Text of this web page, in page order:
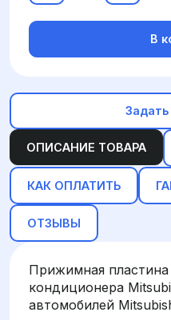
ОПИСАНИЕ ТОВАРА
КАК ОПЛАТИТЬ
ОТЗЫВЫ
Прижимная
кондиционера
автомобилей
В
Задать